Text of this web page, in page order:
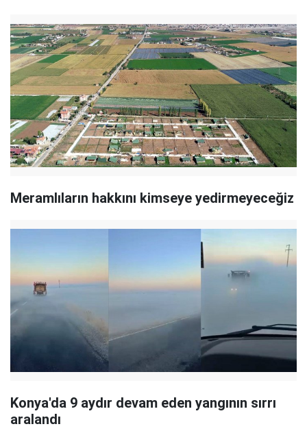
Meramlıların hakkını kimseye yedirmeyeceğiz
Konya'da 9 aydır devam eden yangının sırrı
aralandı